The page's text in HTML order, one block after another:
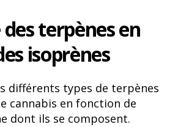
terpènes en
isoprènes
différents types de terpènes
cannabis en fonction de
dont ils se composent.